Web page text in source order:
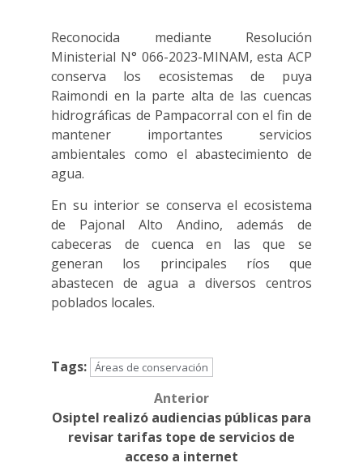
Reconocida mediante Resolución
Ministerial N° 066-2023-MINAM, esta ACP
conserva los ecosistemas de puya
Raimondi en la parte alta de las cuencas
hidrográficas de Pampacorral con el fin de
mantener importantes servicios
ambientales como el abastecimiento de
agua.
En su interior se conserva el ecosistema
de Pajonal Alto Andino, además de
cabeceras de cuenca en las que se
generan los principales ríos que
abastecen de agua a diversos centros
poblados locales.
Tags: Áreas de conservación
navigation
Anterior
Osiptel realizó audiencias públicas para
revisar tarifas tope de servicios de
acceso a internet